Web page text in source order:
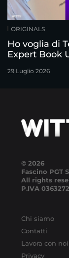
ORIGINALS
Ho voglia di
Expert Book
29 Luglio 2026
© 2026
Fascino PGT
All rights
P.IVA
Chi siamo
Contatti
Lavora con noi
Privacy